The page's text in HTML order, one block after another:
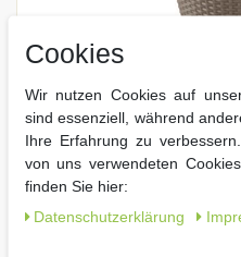
LECHUZA NIDO Cottage
Cookies
Wir nutzen Cookies auf
sind essenziell, während
Ihre Erfahrung zu
von uns verwendeten
finden Sie hier:
Daten­schutz­erklärung